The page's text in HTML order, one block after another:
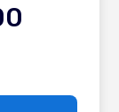
seu!